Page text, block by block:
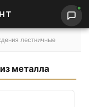
лестничные
металла